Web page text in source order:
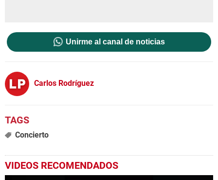
Unirme al canal de noticias
Carlos Rodríguez
Concierto
VIDEOS RECOMENDADOS